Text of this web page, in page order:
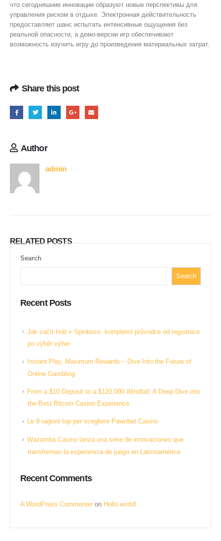
что сегодняшние инновации образуют новые перспективы для
управления риском в отдыхе. Электронная действительность
предоставляет шанс испытать интенсивные ощущения без
реальной опасности, а демо-версии игр обеспечивают
возможность изучить игру до произведения материальных затрат.
Share this post
Author
admin
RELATEDPOSTS
Search
Search
Recent Posts
Jak začít hrát v Spinboss: kompletní průvodce od registrace
po výběr výher
Instant Play, Maximum Rewards – Dive Into the Future of
Online Gambling
From a $10 Deposit to a $120,000 Windfall: A Deep Dive into
the Best Bitcoin Casino Experience
Le 9 ragioni top per scegliere Pawnbet Casino
Wazamba Casino lanza una serie de innovaciones que
transforman la experiencia de juego en Latinoamérica
Recent Comments
A WordPress Commenter on Hello world!